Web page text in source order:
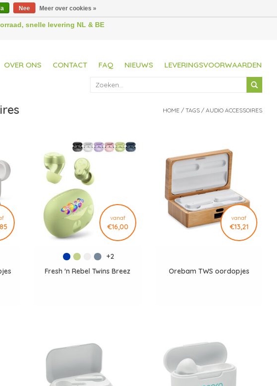
snelle levering NL & BE
OVER ONS CONTACT FAQ NIEUWS LEVERINGSVOORWAARDEN
HOME / TAGS / AUDIO ACCESSOIRES
vanaf
€16,00
+2
Fresh 'n Rebel Twins Breez
vanaf
€13,21
Orebam TWS oordopjes
Nee Meer over cookies »